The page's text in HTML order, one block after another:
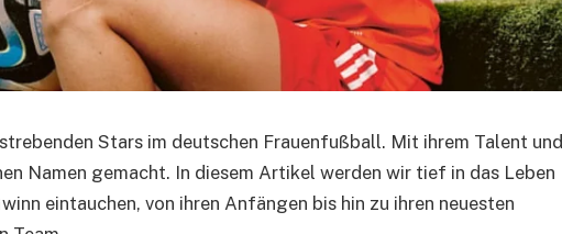
Stars im deutschen Frauenfußball. Mit ihrem Talent und
Namen gemacht. In diesem Artikel werden wir tief in das Leben
eintauchen, von ihren Anfängen bis hin zu ihren neuesten